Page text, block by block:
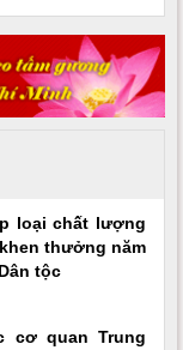
loại chất lượng
thưởng năm
tộc
cơ quan Trung